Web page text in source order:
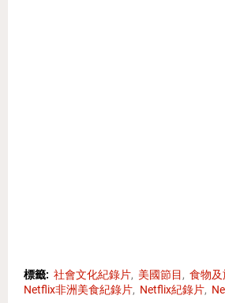
標籤: 社會文化紀錄片 美國節目
食物及
Netflix非洲美食紀錄片
Netflix紀錄片